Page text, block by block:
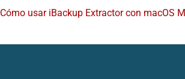
Cómo usar iBackup Extractor con macOS